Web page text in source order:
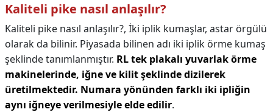
Kaliteli pike nasıl anlaşılır?
Kaliteli pike nasıl anlaşılır?, İki iplik kumaşlar, astar örgülü
olarak da bilinir. Piyasada bilinen adı iki iplik örme kumaş
şeklinde tanımlanmıştır. RL tek plakalı yuvarlak örme
makinelerinde, iğne ve kilit şeklinde dizilerek
üretilmektedir. Numara yönünden farklı iki ipliğin
aynı iğneye verilmesiyle elde edilir.